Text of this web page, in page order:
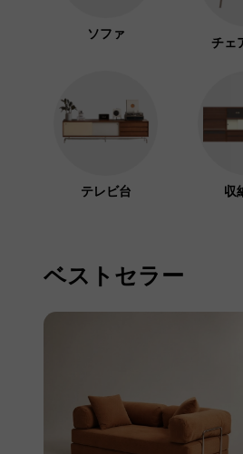
ソファ
チェ
テレビ台 収
ベストセラー